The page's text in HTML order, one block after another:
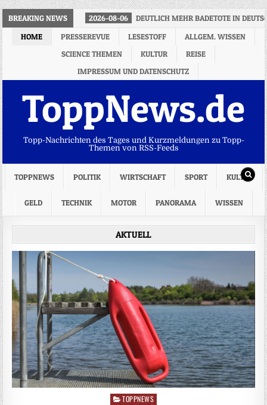
BREAKING NEWS 2026-08-06
DEUTLICH MEHR BADETOTE IN
HOME
PRESSEREVUE LESESTOFF
ALLGEM. WISSEN
SCIENCE THEMEN
KULTUR
REISE
IMPRESSUM UND DATENSCHUTZ
ToppNews.de
Topp-Nachrichten des Tages und Kurzmeldungen zu Topp-
Themen von RSS-Feeds
TOPPNEWS POLITIK WIRTSCHAFT SPORT KULTUR
GELD TECHNIK MOTOR PANORAMA WISSEN
AKTUELL
Posted
TOPPNEWS